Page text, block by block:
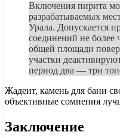
Включения пирита
разрабатываемых
Урала. Допускается
соединений не более
общей площади
участки
период два — три
Жадеит, камень для бани
объективные сомнения
Заключение